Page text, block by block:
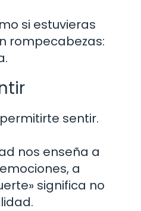
si estuvieras
rompecabezas:
sentir.
nos enseña a
a
significa no